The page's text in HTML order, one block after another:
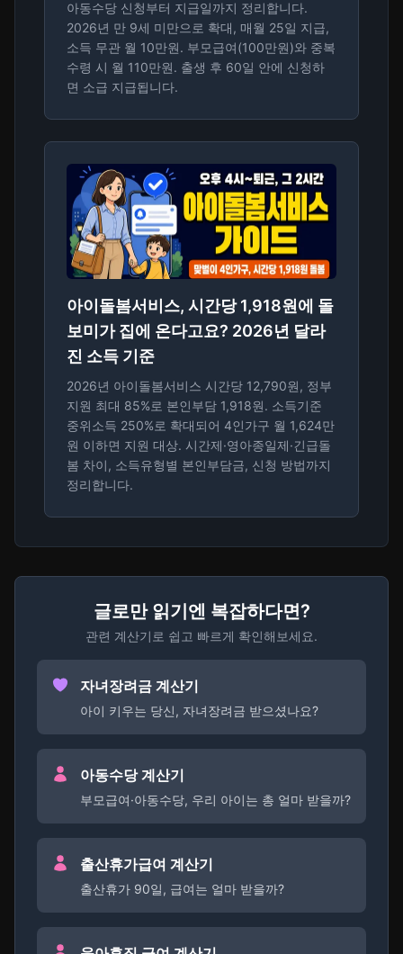
아동수당 신청부터 지급일까지 정리합니다.
2026년 만 9세 미만으로 확대, 매월 25일 지급,
소득 무관 월 10만원. 부모급여(100만원)와 중복
수령 시 월 110만원. 출생 후 60일 안에 신청하
면 소급 지급됩니다.
아이돌봄서비스, 시간당 1,918원에 돌
보미가 집에 온다고요? 2026년 달라
진 소득 기준
2026년 아이돌봄서비스 시간당 12,790원, 정부
지원 최대 85%로 본인부담 1,918원. 소득기준
중위소득 250%로 확대되어 4인가구 월 1,624만
원 이하면 지원 대상. 시간제·영아종일제·긴급돌
봄 차이, 소득유형별 본인부담금, 신청 방법까지
정리합니다.
글로만 읽기엔 복잡하다면?
관련 계산기로 쉽고 빠르게 확인해보세요.
자녀장려금 계산기
아이 키우는 당신, 자녀장려금 받으셨나요?
아동수당 계산기
부모급여·아동수당, 우리 아이는 총 얼마 받을까?
출산휴가급여 계산기
출산휴가 90일, 급여는 얼마 받을까?